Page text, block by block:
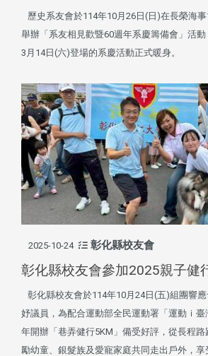
歷史系友會於114年10月26日(日)在長榮海
舉辦「系友相見歡暨60週年系慶籌備會」活
3月14日(六)登場的系慶活動正式暖身。
2025-10-24 彰化縣校友會
彰化縣校友會參加2025親子健
彰化縣校友會於114年10月24日(五)組團響
妤議員，為配合運動部全民運動署「運動ｉ臺
年開辦「巷弄健行5KM」備受好評，從長程
勵幼童、銀髮族及愛寵家庭共同走出戶外，享